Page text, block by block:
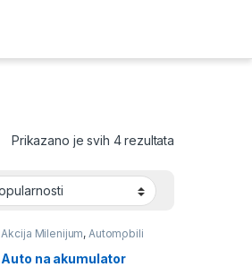
Prikazano je svih 4 rezultata
Akcija Milenijum, Automobili
na Akumulator za Decu |
Veliki Izbor i Akcija
Auto na akumulator